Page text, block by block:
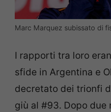
Marc Marquez subissato di
I rapporti tra loro
sfide in Argentina e
decretato dei trionfi
giù al #93. Dopo